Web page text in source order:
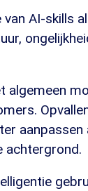
AI-skills
achtergrond.